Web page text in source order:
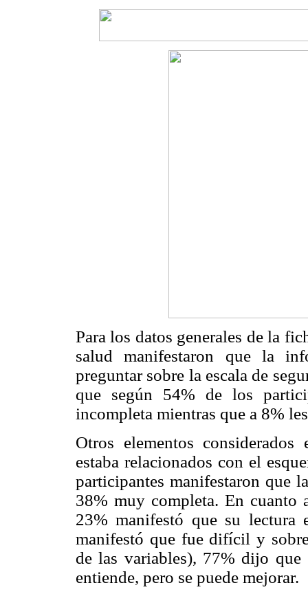
Para los datos generales de la
salud manifestaron que la
preguntar sobre la escala de
que según 54% de los
incompleta mientras que a 8%
Otros elementos
estaba relacionados con el
participantes manifestaron que
38% muy completa. En cuanto
23% manifestó que su
manifestó que fue difícil y
de las variables), 77% dijo
entiende, pero se puede mejorar.